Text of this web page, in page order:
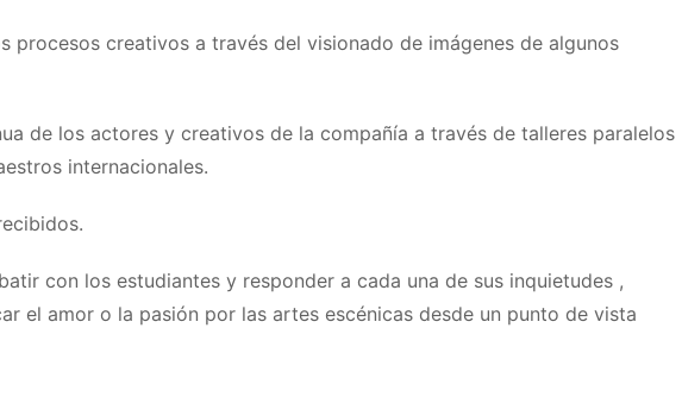
procesos creativos a través del visionado de imágenes de algunos
de los actores y creativos de la compañía a través de talleres paralelos
internacionales.
con los estudiantes y responder a cada una de sus inquietudes ,
el amor o la pasión por las artes escénicas desde un punto de vista